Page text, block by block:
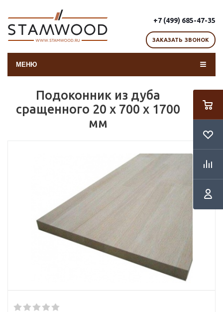
+7 (499) 685-47-35
ЗАКАЗАТЬ ЗВОНОК
МЕНЮ
Подоконник из дуба
сращенного 20 х 700 х 1700
мм